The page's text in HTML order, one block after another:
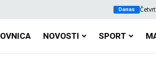
Danas
NOVOSTI SPORT